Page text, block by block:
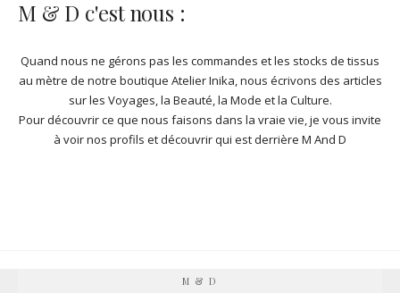
M & D c'est nous :
Quand nous ne gérons pas les commandes et les stocks de tissus
au mètre de notre boutique Atelier Inika, nous écrivons des articles
sur les Voyages, la Beauté, la Mode et la Culture.
Pour découvrir ce que nous faisons dans la vraie vie, je vous invite
à voir nos profils et découvrir qui est derrière M And D
M & D